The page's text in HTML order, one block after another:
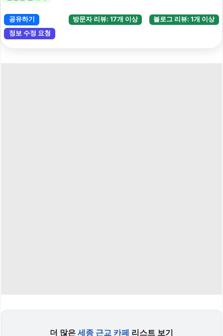
블로그 리뷰: 1개 이상
방문자 리뷰: 17개 이상
공유하기
정보 수정 요청
더 많은 세종 근교 카페 리스트 보기